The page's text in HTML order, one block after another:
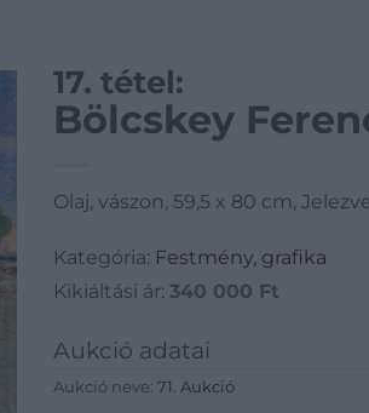
17. tétel:
Bölcskey
Olaj, vászon, 59,5 x 80 cm,
Kategória: Festmény, grafika
Kikiáltási ár: 340 000 Ft
Aukció adatai
Aukció neve: 71. Aukció